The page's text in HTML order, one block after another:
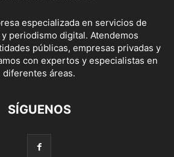
especializada en servicios de
periodismo digital. Atendemos
públicas, empresas privadas y
con expertos y especialistas en
diferentes áreas.
SÍGUENOS